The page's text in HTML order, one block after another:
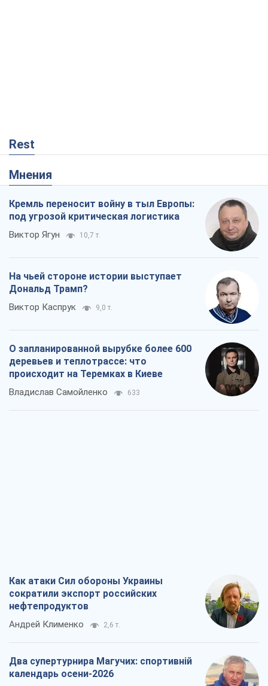
Rest
Мнения
Кремль переносит войну в тыл Европы:
под угрозой критическая логистика
Виктор Ягун 10,7 т.
На чьей стороне истории выступает
Дональд Трамп?
Виктор Каспрук 9,0 т.
О запланированной вырубке более 600
деревьев и теплотрассе: что
происходит на Теремках в Киеве
Владислав Самойленко 633
Как атаки Сил обороны Украины
сократили экспорт российских
нефтепродуктов
Андрей Клименко 2,6 т.
Два супертурнира Магучих: спортивній
календарь осени-2026